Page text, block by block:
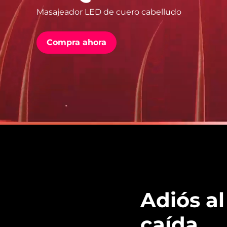
Masajeador LED de cuero cabelludo
Compra ahora
Adiós
issa™ Teeth Whitening Set
FAQ™ Dual LED Panel
POPULAR